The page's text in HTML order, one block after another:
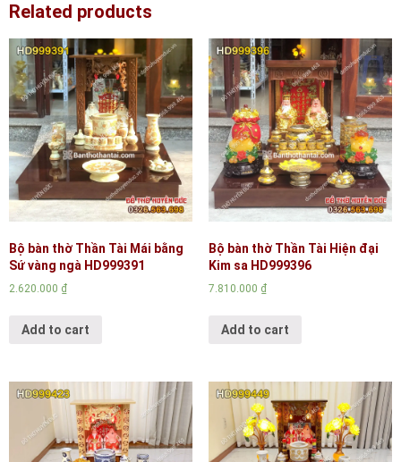
Related products
Bộ bàn thờ Thần Tài Mái bằng
Sứ vàng ngà HD999391
2.620.000 ₫
Add to cart
Bộ bàn thờ Thần Tài Hiện đại
Kim sa HD999396
7.810.000 ₫
Add to cart